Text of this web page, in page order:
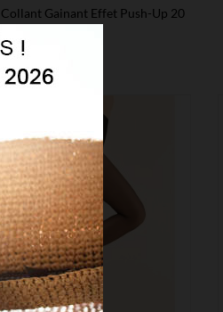
Collant Gainant Effet Push-Up 20
Den